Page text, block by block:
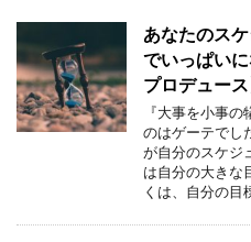
あなたのス
でいっぱい
プロデュース
『大事を小事
のはゲーテで
が自分のスケ
は自分の大きな
くは、自分の